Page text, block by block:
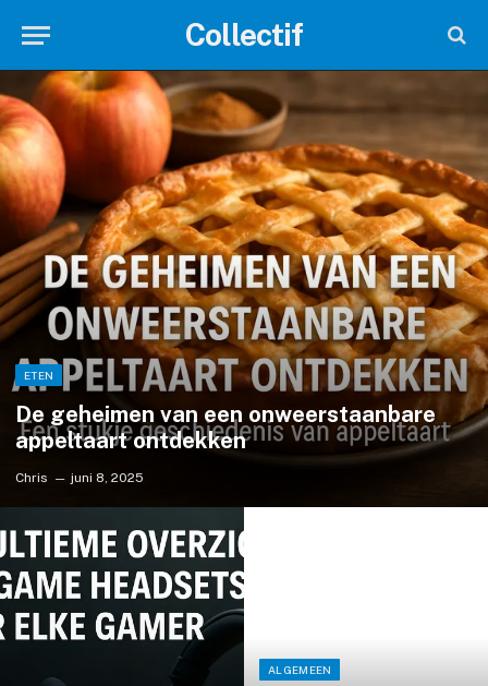
Collectif
ETEN
De geheimen van een onweerstaanbare
appeltaart ontdekken
Chris juni 8, 2025
ALGEMEEN